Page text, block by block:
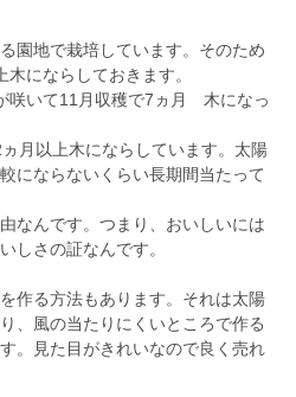
園地で栽培しています。そのため
にならしておきます。
いて11月収穫で7ヵ月 木になっ
月以上木にならしています。太陽
にならないくらい長期間当たって
なんです。つまり、おいしいには
さの証なんです。
作る方法もあります。それは太陽
、風の当たりにくいところで作る
。見た目がきれいなので良く売れ